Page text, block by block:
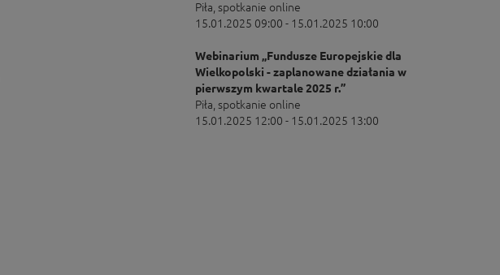
Piła, spotkanie online
15.01.2025 09:00 - 15.01.2025 10:00
Webinarium „Fundusze Europejskie dla
Wielkopolski - zaplanowane działania w
pierwszym kwartale 2025 r.”
Piła, spotkanie online
15.01.2025 12:00 - 15.01.2025 13:00